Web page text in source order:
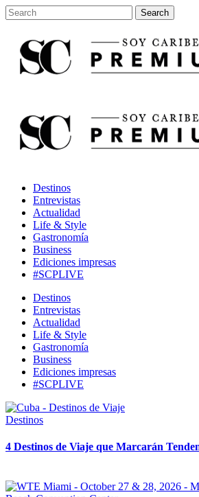
Destinos
Entrevistas
Actualidad
Life & Style
Gastronomía
Business
Ediciones impresas
#SCPLIVE
Destinos
Entrevistas
Actualidad
Life & Style
Gastronomía
Business
Ediciones impresas
#SCPLIVE
Destinos
4 Destinos de Viaje que Marcarán